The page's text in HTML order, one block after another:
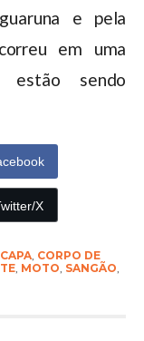
e pela
em uma
sendo
X
CAPA, CORPO DE
, MOTO SANGÃO